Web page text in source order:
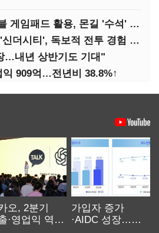
(지스타2025)넷마블 게임패드 활용, 몬길 '수석' 7대죄 '차석'
(지스타2025)엔씨 '신더시티', 독보적 전투 경험 필요
…내년 상반기도 기대"
익 909억…전년비 38.8%↑
오, 2분기
·영업익 역대
가입자 증가
·AIDC 성장…